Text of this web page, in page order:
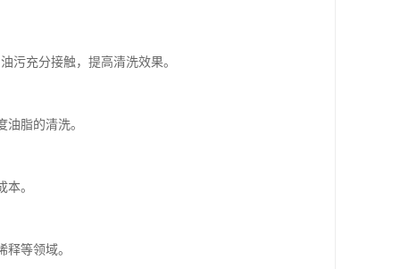
污充分接触，提高清洗效果。
脂的清洗。
。
等领域。